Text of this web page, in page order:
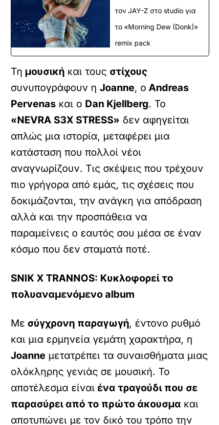
τον JAY-Z στο studio για
το «Morning Dew (Donk)»
remix pack
Τη μουσική και τους στίχους
συνυπογράφουν ηJoanne, ο Andreas
Pervenas και ο Dan Kjellberg. Το
«NEVRA S3X STRESS» δεν αφηγείται
απλώς μια ιστορία, μεταφέρει μια
κατάσταση που πολλοί νέοι
αναγνωρίζουν. Τις σκέψεις που τρέχουν
πιο γρήγορα από εμάς, τις σχέσεις που
δοκιμάζονται, την ανάγκη για απόδραση
αλλά και την προσπάθεια να
παραμείνεις ο εαυτός σου μέσα σε έναν
κόσμο που δεν σταματά ποτέ.
SNIK X TRANNOS: Κυκλοφορεί το
πολυαναμενόμενο album
Με σύγχρονη παραγωγή, έντονο ρυθμό
και μια ερμηνεία γεμάτη χαρακτήρα, η
Joanne μετατρέπει τα συναισθήματα μιας
ολόκληρης γενιάς σε μουσική. Το
αποτέλεσμα είναι ένα τραγούδι που σε
παρασύρει από το πρώτο άκουσμα και
αποτυπώνει με τον δικό του τρόπο την